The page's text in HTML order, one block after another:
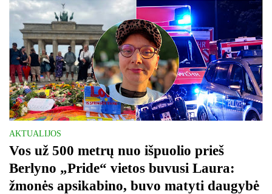
AKTUALIJOS
Vos už 500 metrų nuo išpuolio prieš
Berlyno „Pride“ vietos buvusi Laura:
žmonės apsikabino, buvo matyti daugybė